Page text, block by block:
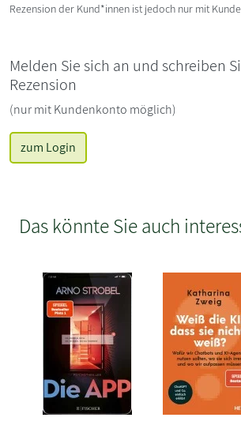
Rezension der Kund*innen ist jedoch nur mit
Melden Sie sich an und schreiben
Rezension
(nur mit Kundenkonto möglich)
zum Login
Das könnte Sie auch